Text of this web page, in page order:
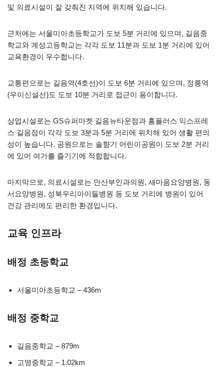
및 의료시설이 잘 갖춰진 지역에 위치해 있습니다.
근처에는 서울미아초등학교가 도보 5분 거리에 있으며, 길음중
학교와 계성고등학교는 각각 도보 11분과 도보 1분 거리에 있어
교육환경이 우수합니다.
교통편으로는 길음역(4호선)이 도보 6분 거리에 있으며, 정릉역
(우이신설선)도 도보 10분 거리로 접근이 용이합니다.
상업시설로는 GS슈퍼마켓 길음뉴타운점과 홈플러스 익스프레
스 길음점이 각각 도보 3분과 5분 거리에 위치해 있어 생활 편의
성이 높습니다. 공원으로는 솔향기 어린이공원이 도보 2분 거리
에 있어 여가를 즐기기에 적합합니다.
마지막으로, 의료시설로는 안산부인과의원, 새마음요양병원, 동
서요양병원, 성북우리아이들병원 등 도보 거리에 병원이 있어
건강 관리에도 편리한 환경입니다.
교육 인프라
배정 초등학교
서울미아초등학교 – 436m
배정 중학교
길음중학교 – 879m
고명중학교 – 1.02km